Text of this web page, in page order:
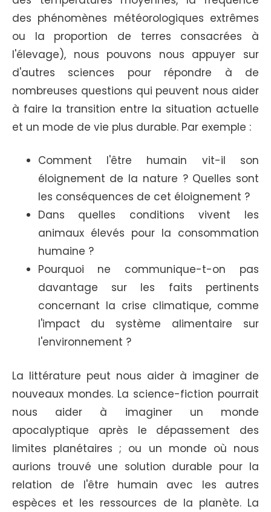
des phénomènes météorologiques extrêmes
ou la proportion de terres consacrées à
l'élevage), nous pouvons nous appuyer sur
d'autres sciences pour répondre à de
nombreuses questions qui peuvent nous aider
à faire la transition entre la situation actuelle
et un mode de vie plus durable. Par exemple :
Comment l'être humain vit-il son
éloignement de la nature ? Quelles sont
les conséquences de cet éloignement ?
Dans quelles conditions vivent les
animaux élevés pour la consommation
humaine ?
Pourquoi ne communique-t-on pas
davantage sur les faits pertinents
concernant la crise climatique, comme
l'impact du système alimentaire sur
l'environnement ?
La littérature peut nous aider à imaginer de
nouveaux mondes. La science-fiction pourrait
nous aider à imaginer un monde
apocalyptique après le dépassement des
limites planétaires ; ou un monde où nous
aurions trouvé une solution durable pour la
relation de l'être humain avec les autres
espèces et les ressources de la planète. La